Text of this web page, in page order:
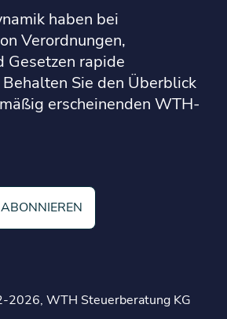
haben bei
Verordnungen,
Gesetzen rapide
Sie den Überblick
erscheinenden WTH-
2026, WTH Steuerberatung KG